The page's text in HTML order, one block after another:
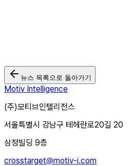
뉴스 목록으로 돌아가기
Motiv Intelligence
(주)모티브인텔리전스
서울특별시 강남구 테헤란로20길 20
삼정빌딩 9층
crosstarget@motiv-i.com